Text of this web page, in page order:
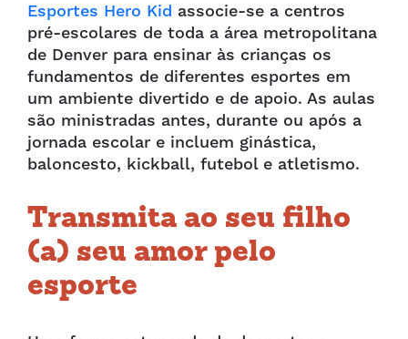
Esportes Hero Kid associe-se a centros
pré-escolares de toda a área metropolitana
de Denver para ensinar às crianças os
fundamentos de diferentes esportes em
um ambiente divertido e de apoio. As aulas
são ministradas antes, durante ou após a
jornada escolar e incluem ginástica,
baloncesto, kickball, futebol e atletismo.
Transmita ao seu filho
(a) seu amor pelo
esporte